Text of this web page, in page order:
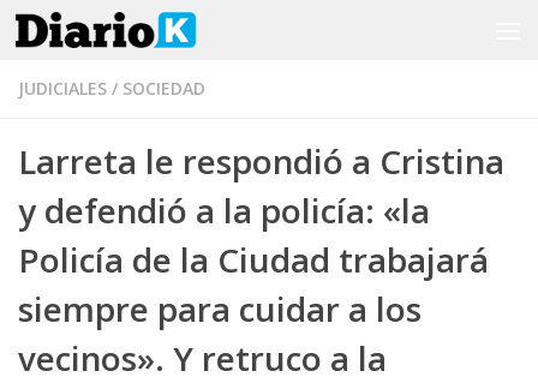
Saltar al contenido
JUDICIALES / SOCIEDAD
Larreta le respondió a Cristina
y defendió a la policía: «la
Policía de la Ciudad trabajará
siempre para cuidar a los
vecinos». Y retruco a la